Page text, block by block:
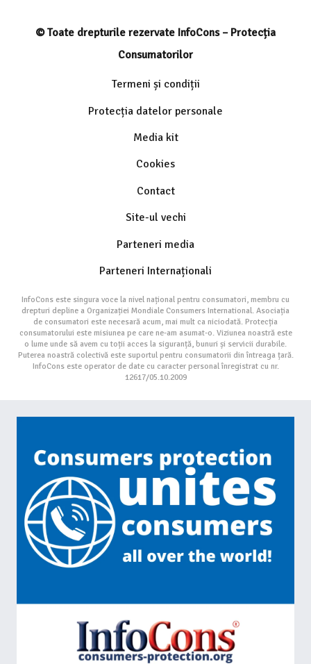
© Toate drepturile rezervate InfoCons – Protecția
Consumatorilor
Termeni și condiții
Protecția datelor personale
Media kit
Cookies
Contact
Site-ul vechi
Parteneri media
Parteneri Internaționali
InfoCons este singura voce la nivel național pentru consumatori, membru cu
drepturi depline a Organizației Mondiale Consumers International. Asociația
de consumatori este necesară acum, mai mult ca niciodată. Protecția
consumatorului este misiunea pe care ne-am asumat-o. Viziunea noastră este
o lume unde să avem cu toții acces la siguranță, bunuri și servicii durabile.
Puterea noastră colectivă este suportul pentru consumatorii din întreaga țară.
InfoCons este operator de date cu caracter personal înregistrat cu nr.
12617/05.10.2009